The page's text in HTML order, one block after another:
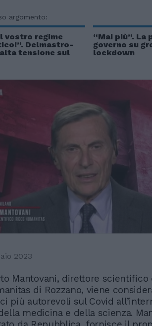
argomento:
vostro regime
Delmastro-
tensione sul
“Mai più”. La
governo su
lockdown
2023
Mantovani, direttore scientifico
di Rozzano, viene
più autorevoli sul Covid
medicina e della scienza.